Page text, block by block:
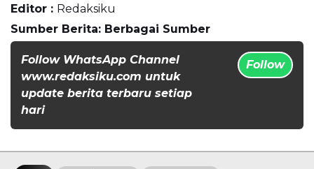
Editor : Redaksiku
Sumber Berita: Berbagai Sumber
Follow WhatsApp Channel
www.redaksiku.com untuk
update berita terbaru setiap
hari
Follow